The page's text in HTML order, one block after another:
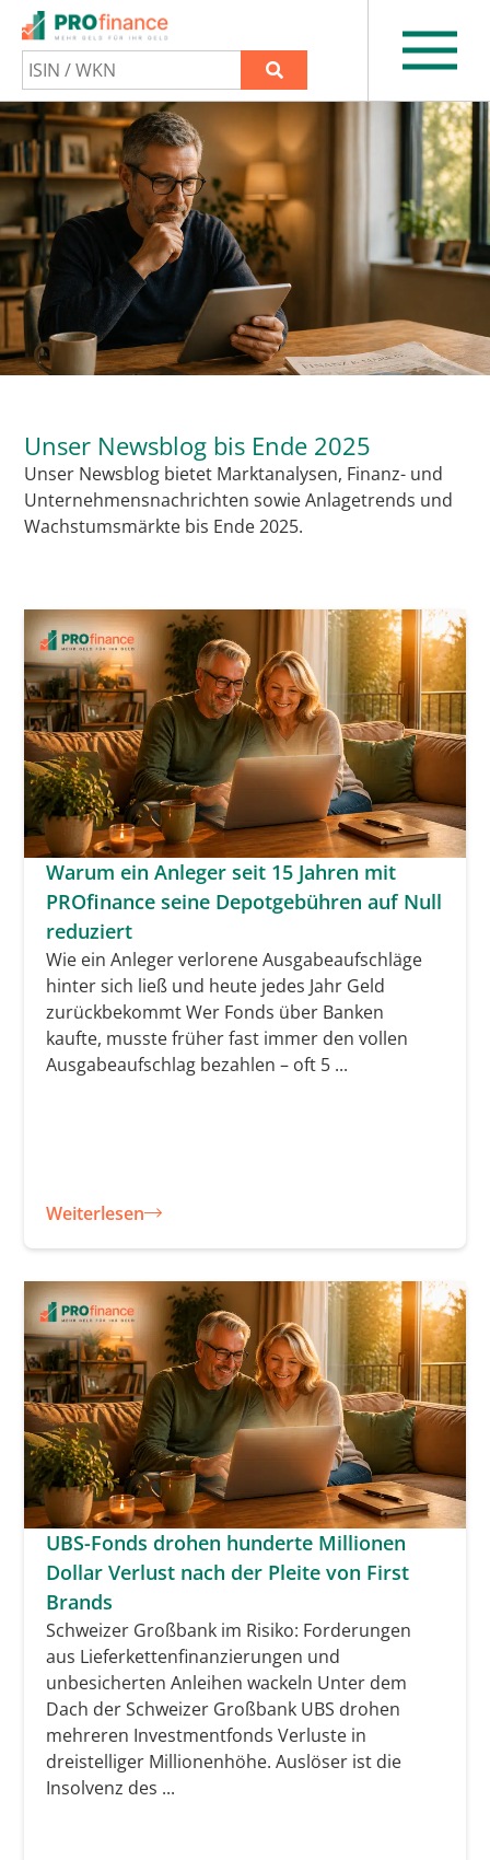
Unser Newsblog bis Ende 2025
Unser Newsblog bietet Marktanalysen, Finanz- und
Unternehmensnachrichten sowie Anlagetrends und
Wachstumsmärkte bis Ende 2025.
Warum ein Anleger seit 15 Jahren mit
PROfinance seine Depotgebühren auf Null
reduziert
Wie ein Anleger verlorene Ausgabeaufschläge
hinter sich ließ und heute jedes Jahr Geld
zurückbekommt Wer Fonds über Banken
kaufte, musste früher fast immer den vollen
Ausgabeaufschlag bezahlen – oft 5 ...
Weiterlesen
UBS-Fonds drohen hunderte Millionen
Dollar Verlust nach der Pleite von First
Brands
Schweizer Großbank im Risiko: Forderungen
aus Lieferkettenfinanzierungen und
unbesicherten Anleihen wackeln Unter dem
Dach der Schweizer Großbank UBS drohen
mehreren Investmentfonds Verluste in
dreistelliger Millionenhöhe. Auslöser ist die
Insolvenz des ...